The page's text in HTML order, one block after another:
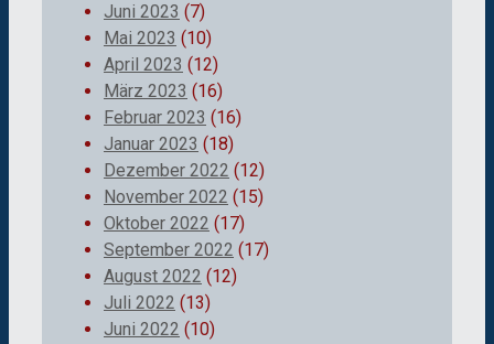
Juni 2023 (7)
Mai 2023 (10)
April 2023 (12)
März 2023 (16)
Februar 2023 (16)
Januar 2023 (18)
Dezember 2022 (12)
November 2022 (15)
Oktober 2022 (17)
September 2022 (17)
August 2022 (12)
Juli 2022 (13)
Juni 2022 (10)